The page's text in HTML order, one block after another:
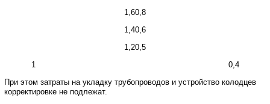
1,60,8
1,40,6
1,20,5
1
0,4
При этом затраты на укладку трубопроводов и устройство колодцев
корректировке не подлежат.